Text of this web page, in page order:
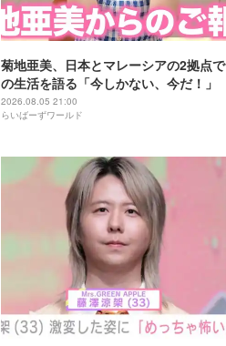
菊地亜美、日本とマレーシアの2拠点で
の生活を語る「今しかない、今だ！」
2026.08.05 21:00
らいばーずワールド